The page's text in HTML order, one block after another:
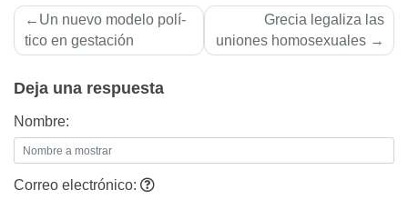
Navegación
de
Un nuevo modelo polí­
tico en gestación
Grecia legaliza las
uniones homosexuales
Deja una respuesta
Nombre:
Correo electrónico: